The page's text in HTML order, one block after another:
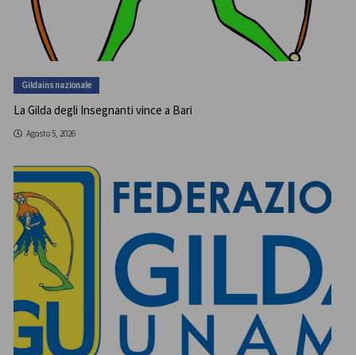
Gildains nazionale
La Gilda degli Insegnanti vince a Bari
Agosto 5, 2026